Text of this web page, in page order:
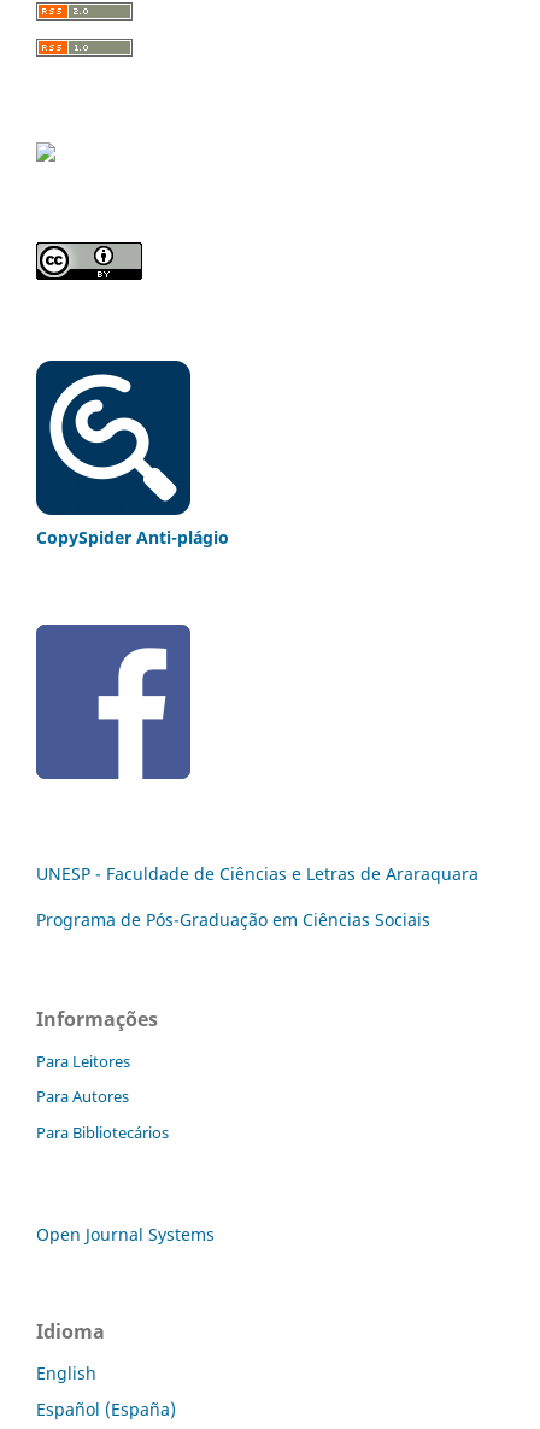
CopySpider Anti-plágio
UNESP - Faculdade de Ciências e Letras de Araraquara
Programa de Pós-Graduação em Ciências Sociais
Informações
Para Leitores
Para Autores
Para Bibliotecários
Open Journal Systems
Idioma
English
Español (España)